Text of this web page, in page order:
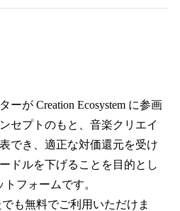
ーが Creation Ecosystem に参画
セプトのもと、音楽クリエイ
でき、適正な対価還元を受け
ドルを下げることを目的とし
フォームです。
も無料でご利用いただけま